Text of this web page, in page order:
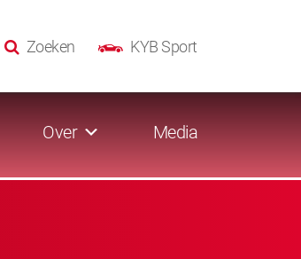
KYB Sport
Zoeken
Over Media